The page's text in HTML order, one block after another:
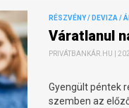
RÉSZVÉNY / DEVIZA /
Váratlanul
PRIVÁTBANKÁR.HU |
Gyengült péntek
szemben az